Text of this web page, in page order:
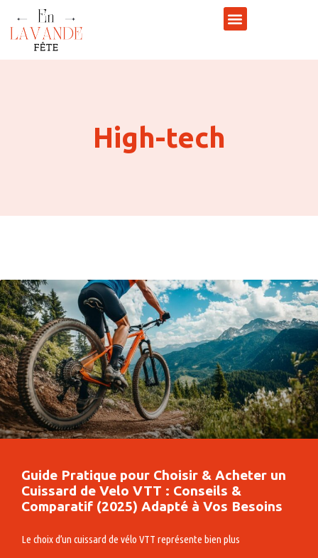
High-tech
Guide Pratique pour Choisir & Acheter un
Cuissard de Velo VTT : Conseils &
Comparatif (2025) Adapté à Vos Besoins
Le choix d’un cuissard de vélo VTT représente bien plus